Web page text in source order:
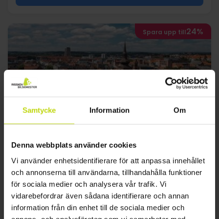
Samtycke Information Om
Denna webbplats använder cookies
Vi använder enhetsidentifierare för att anpassa innehållet
och annonserna till användarna, tillhandahålla funktioner
för sociala medier och analysera vår trafik. Vi
vidarebefordrar även sådana identifierare och annan
information från din enhet till de sociala medier och
Spara upp till24%
Upptäck Horsens
Four Points Flex by Sheraton Horsens
4.4/ 5 Mycket bra7 recensioner
Horsens
Inkl. 1 glas vin, öl eller vatten
1x övernattning
1x
frukostbuffé